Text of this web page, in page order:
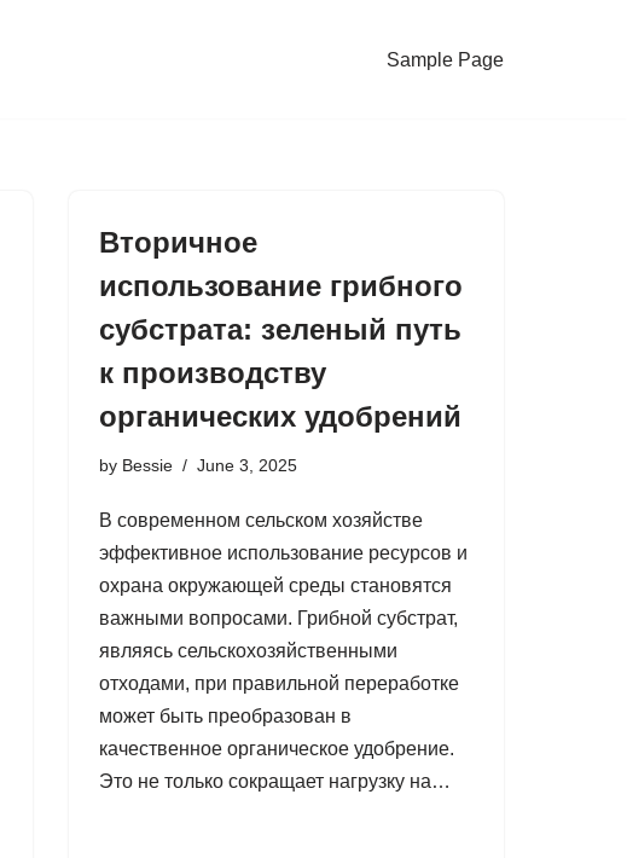
Sample Page
Вторичное
использование грибного
субстрата: зеленый путь
к производству
органических удобрений
by Bessie June 3, 2025
В современном сельском хозяйстве
эффективное использование ресурсов и
охрана окружающей среды становятся
важными вопросами. Грибной субстрат,
являясь сельскохозяйственными
отходами, при правильной переработке
может быть преобразован в
качественное органическое удобрение.
Это не только сокращает нагрузку на…